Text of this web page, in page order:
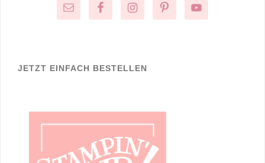
JETZT EINFACH BESTELLEN